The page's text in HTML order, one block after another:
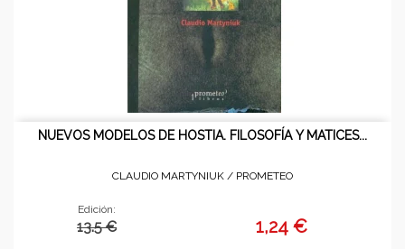
NUEVOS MODELOS DE HOSTIA. FILOSOFÍA Y MATICES...
CLAUDIO MARTYNIUK / PROMETEO
Edición:
13.5 € 1,24 €